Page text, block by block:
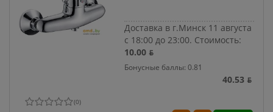
Доставка в г.Минск 11 августа
с 18:00 до 23:00. Стоимость:
10.00 ƃ
Бонусные баллы: 0.81
40.53 ƃ
(0)